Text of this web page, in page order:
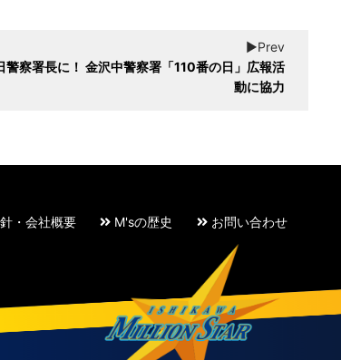
▶︎Prev
察署⾧に！ 金沢中警察署「110番の日」広報活
動に協力
・会社概要 M'sの歴史 お問い合わせ